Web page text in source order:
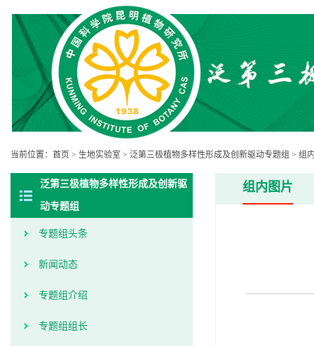
当前位置： 首页 > 生地实验室 > 泛第三极植物多样性形成及创新驱动专题组 > 组
泛第三极植物多样性形成及创新驱
动专题组
专题组头条
新闻动态
专题组介绍
专题组组长
组内图片